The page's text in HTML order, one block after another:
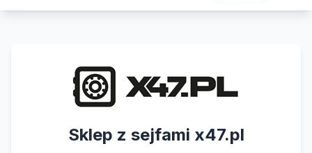
Sklep z sejfami x47.pl